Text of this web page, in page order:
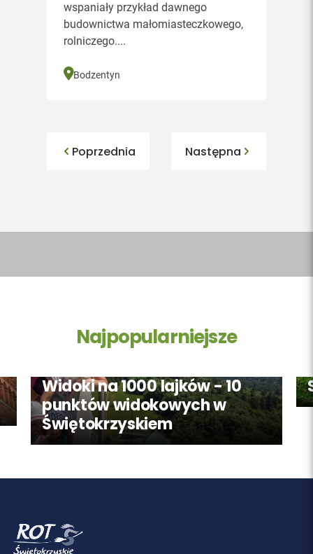
wspaniały przykład dawnego
budownictwa małomiasteczkowego,
rolniczego....
Bodzentyn
Poprzednia Następna
Najpopularniejsze
Widoki na 1000 lajków - 10
punktów widokowych w
Świętokrzyskiem